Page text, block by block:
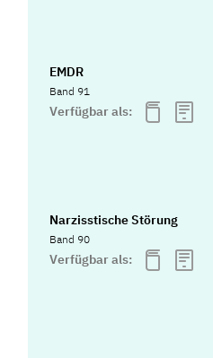
EMDR
Band 91
Verfügbar als:
Narzisstische Störung
Band 90
Verfügbar als: